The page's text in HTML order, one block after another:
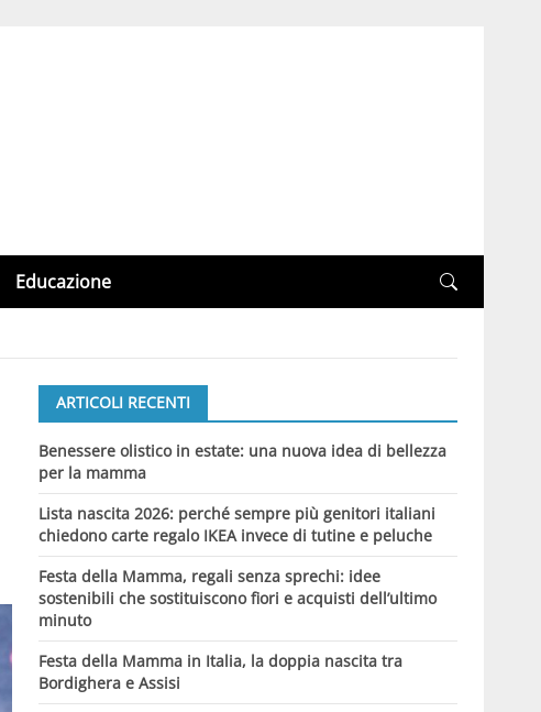
Educazione
ARTICOLI RECENTI
Benessere olistico in estate: una nuova idea di bellezza
per la mamma
Lista nascita 2026: perché sempre più genitori italiani
chiedono carte regalo IKEA invece di tutine e peluche
Festa della Mamma, regali senza sprechi: idee
sostenibili che sostituiscono fiori e acquisti dell’ultimo
minuto
Festa della Mamma in Italia, la doppia nascita tra
Bordighera e Assisi